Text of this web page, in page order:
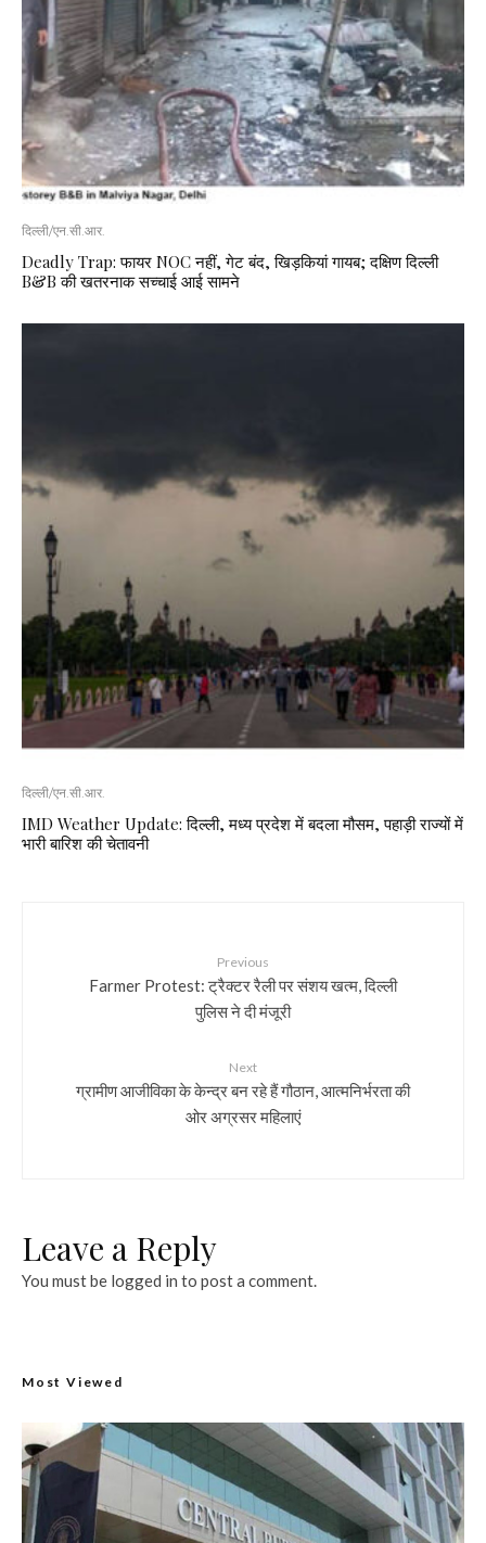
दिल्ली/एन.सी.आर.
Deadly Trap: फायर NOC नहीं, गेट बंद, खिड़कियां गायब; दक्षिण दिल्ली
B&B की खतरनाक सच्चाई आई सामने
दिल्ली/एन.सी.आर.
IMD Weather Update: दिल्ली, मध्य प्रदेश में बदला मौसम, पहाड़ी राज्यों में
भारी बारिश की चेतावनी
Previous
Farmer Protest: ट्रैक्टर रैली पर संशय खत्म, दिल्ली
पुलिस ने दी मंजूरी
Next
ग्रामीण आजीविका के केन्द्र बन रहे हैं गौठान, आत्मनिर्भरता की
ओर अग्रसर महिलाएं
Leave a Reply
You must be logged in to post a comment.
Most Viewed